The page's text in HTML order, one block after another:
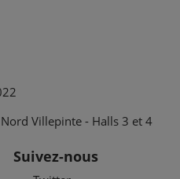
Villepinte - Halls 3 et 4
Suivez-nous